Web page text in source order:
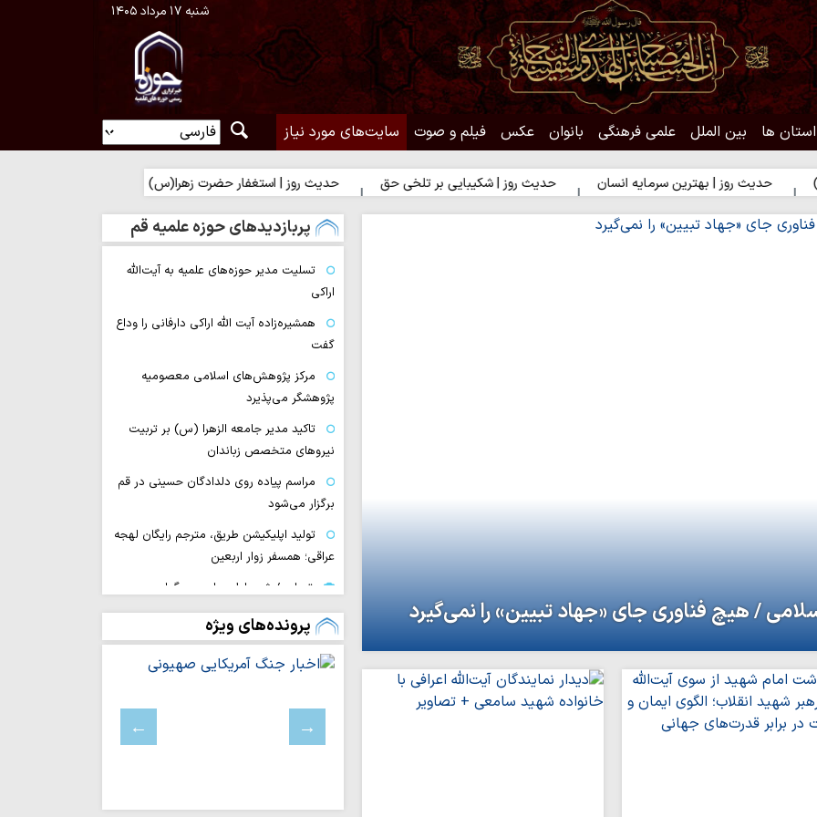
شنبه ۱۷ مرداد ۱۴۰۵
استان ها بین الملل علمی فرهنگی بانوان عکس فیلم و صوت سایت‌های مورد نیاز
| بهترین سرمایه انسان حدیث روز | شکیبایی بر تلخی حق حدیث روز | استغفار حضرت زهرا(س) برای زائران امام حسین(ع)
/ هیچ فناوری‌ جای «جهاد تبیین» را نمی‌گیرد
پربازدیدهای حوزه علمیه قم
تسلیت مدیر حوزه‌های علمیه به آیت‌الله
اراکی
همشیره‌زاده آیت الله اراکی دارفانی را وداع
گفت
مرکز پژوهش‌های اسلامی معصومیه
پژوهشگر می‌پذیرد
تاکید مدیر جامعه الزهرا (س) بر تربیت
نیروهای متخصص زباندان
مراسم پیاده روی دلدادگان حسینی در قم
برگزار می‌شود
تولید اپلیکیشن طریق، مترجم رایگان لهجه
عراقی؛ همسفر زوار اربعین
تصاویر/ شب اول مراسم سوگواری
اباعبدالله الحسین (ع) در بیت آیت الله
مقتدایی
قم در تدارک میزبانی از راهپیمایی باشکوه
آیت الله اراکی
پرونده‌های ویژه